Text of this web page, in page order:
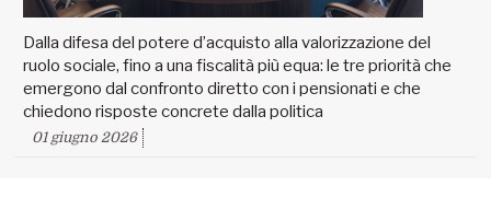
Dalla difesa del potere d’acquisto alla valorizzazione del
ruolo sociale, fino a una fiscalità più equa: le tre priorità che
emergono dal confronto diretto con i pensionati e che
chiedono risposte concrete dalla politica
01 giugno 2026